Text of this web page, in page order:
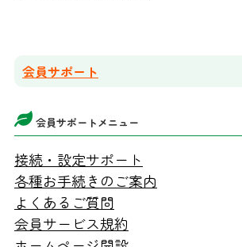
会員サポート
会員サポートメニュー
接続・設定サポート
各種お手続きのご案内
よくあるご質問
会員サービス規約